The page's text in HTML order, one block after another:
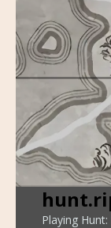
Playing